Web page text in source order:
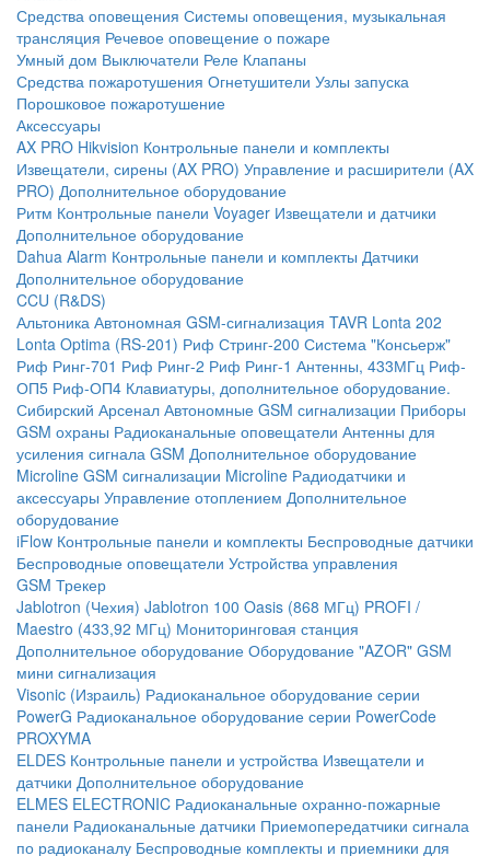
Средства оповещения Системы оповещения, музыкальная
трансляция Речевое оповещение о пожаре
Умный дом Выключатели Реле Клапаны
Средства пожаротушения Огнетушители Узлы запуска
Порошковое пожаротушение
Аксессуары
AX PRO Hikvision Контрольные панели и комплекты
Извещатели, сирены (AX PRO) Управление и расширители (AX
PRO) Дополнительное оборудование
Ритм Контрольные панели Voyager Извещатели и датчики
Дополнительное оборудование
Dahua Alarm Контрольные панели и комплекты Датчики
Дополнительное оборудование
CCU (R&DS)
Альтоника Автономная GSM-сигнализация TAVR Lonta 202
Lonta Optima (RS-201) Риф Стринг-200 Система "Консьерж"
Риф Ринг-701 Риф Ринг-2 Риф Ринг-1 Антенны, 433МГц Риф-
ОП5 Риф-ОП4 Клавиатуры, дополнительное оборудование.
Сибирский Арсенал Автономные GSM сигнализации Приборы
GSM охраны Радиоканальные оповещатели Антенны для
усиления сигнала GSM Дополнительное оборудование
Microline GSM cигнализации Microline Радиодатчики и
аксессуары Управление отоплением Дополнительное
оборудование
iFlow Контрольные панели и комплекты Беспроводные датчики
Беспроводные оповещатели Устройства управления
GSM Трекер
Jablotron (Чехия) Jablotron 100 Oasis (868 МГц) PROFI /
Maestro (433,92 МГц) Мониторинговая станция
Дополнительное оборудование Оборудование "AZOR" GSM
мини сигнализация
Visonic (Израиль) Радиоканальное оборудование серии
PowerG Радиоканальное оборудование серии PowerCode
PROXYMA
ELDES Контрольные панели и устройства Извещатели и
датчики Дополнительное оборудование
ELMES ELECTRONIC Радиоканальные охранно-пожарные
панели Радиоканальные датчики Приемопередатчики сигнала
по радиоканалу Беспроводные комплекты и приемники для